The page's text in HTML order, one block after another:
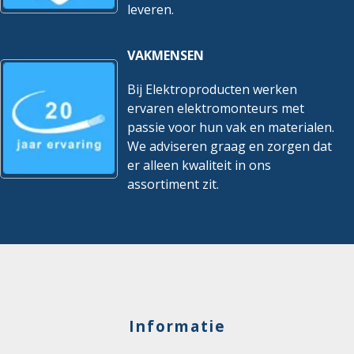
leveren.
VAKMENSEN
Bij Elektroproducten werken
ervaren elektromonteurs met
passie voor hun vak en materialen.
We adviseren graag en zorgen dat
er alleen kwaliteit in ons
assortiment zit.
Informatie